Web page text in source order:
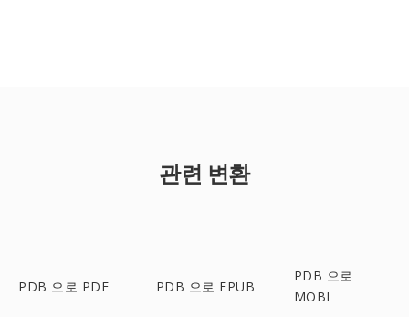
관련 변환
PDB 으로 PDF PDB 으로 EPUB
PDB 으로
MOBI